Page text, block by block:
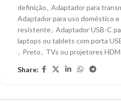
definição, Adaptador para
Adaptador para uso doméstico
resistente, Adaptador USB-C
laptops ou tablets com porta
, Preto, TVs ou projetores
Share: